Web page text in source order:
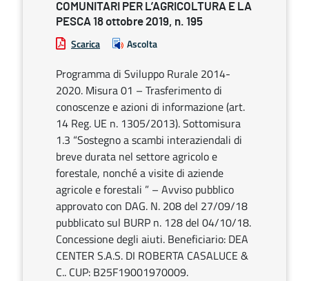
COMUNITARI PER L’AGRICOLTURA E LA
PESCA 18 ottobre 2019, n. 195
Scarica Ascolta
Programma di Sviluppo Rurale 2014-
2020. Misura 01 – Trasferimento di
conoscenze e azioni di informazione (art.
14 Reg. UE n. 1305/2013). Sottomisura
1.3 “Sostegno a scambi interaziendali di
breve durata nel settore agricolo e
forestale, nonché a visite di aziende
agricole e forestali ” – Avviso pubblico
approvato con DAG. N. 208 del 27/09/18
pubblicato sul BURP n. 128 del 04/10/18.
Concessione degli aiuti. Beneficiario: DEA
CENTER S.A.S. DI ROBERTA CASALUCE &
C.. CUP: B25F19001970009.